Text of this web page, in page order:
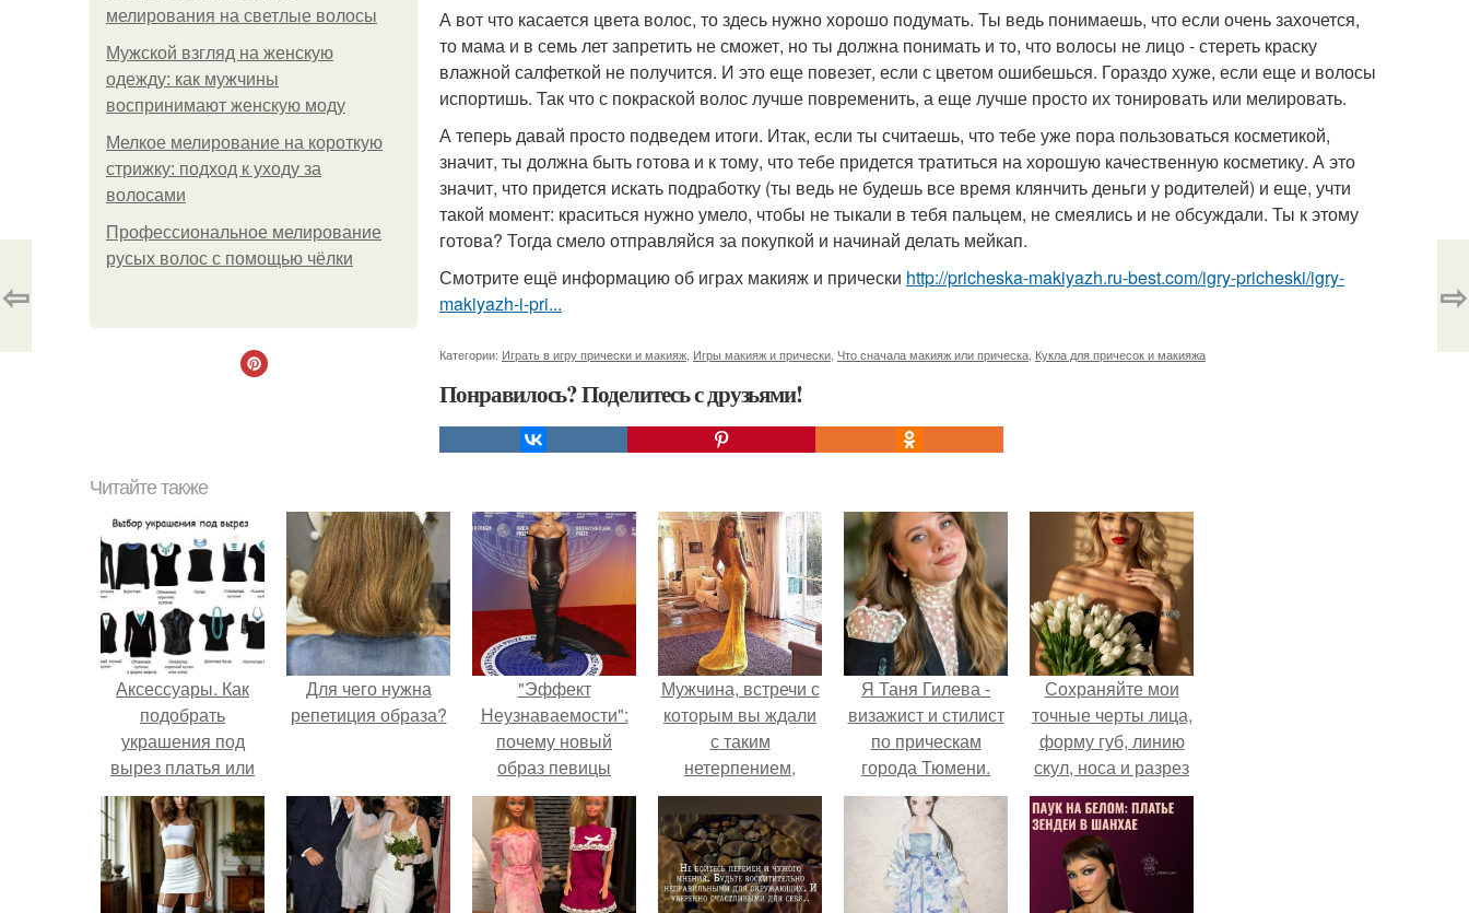
мелирования на светлые волосы
Мужской взгляд на женскую
одежду: как мужчины
воспринимают женскую моду
Мелкое мелирование на короткую
стрижку: подход к уходу за
волосами
Профессиональное мелирование
русых волос с помощью чёлки
А вот что касается цвета волос, то здесь нужно хорошо подумать. Ты ведь понимаешь, что если очень захочется,
то мама и в семь лет запретить не сможет, но ты должна понимать и то, что волосы не лицо - стереть краску
влажной салфеткой не получится. И это еще повезет, если с цветом ошибешься. Гораздо хуже, если еще и волосы
испортишь. Так что с покраской волос лучше повременить, а еще лучше просто их тонировать или мелировать.
А теперь давай просто подведем итоги. Итак, если ты считаешь, что тебе уже пора пользоваться косметикой,
значит, ты должна быть готова и к тому, что тебе придется тратиться на хорошую качественную косметику. А это
значит, что придется искать подработку (ты ведь не будешь все время клянчить деньги у родителей) и еще, учти
такой момент: краситься нужно умело, чтобы не тыкали в тебя пальцем, не смеялись и не обсуждали. Ты к этому
готова? Тогда смело отправляйся за покупкой и начинай делать мейкап.
Смотрите ещё информацию об играх макияж и прически http://pricheska-makiyazh.ru-best.com/igry-pricheski/igry-
makiyazh-i-pri...
Категории: Играть в игру прически и макияж Игры макияж и прически Что сначала макияж или прическа Кукла для причесок и макияжа
Понравилось? Поделитесь с друзьями!
⇦ ⇨
Читайте также
Аксессуары. Как
подобрать
украшения под
вырез платья или
блузки.
Для чего нужна
репетиция образа?
"Эффект
Неузнаваемости":
почему новый
образ певицы
вызвал споры о
гранях
возможного?
Мужчина, встречи с
которым вы ждали
с таким
нетерпением,
пригласил вас на
свидание.
Я Таня Гилева -
визажист и стилист
по прическам
города Тюмени.
Сохраняйте мои
точные черты лица,
форму губ, линию
скул, носа и разрез
глаз.